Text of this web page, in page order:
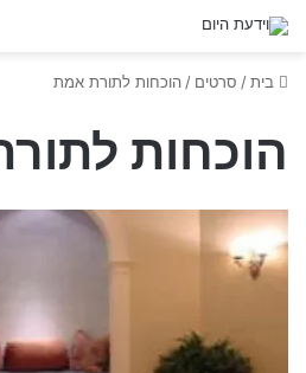
בית/ סרטים / הוכחות לתורת אמת
הוכחות